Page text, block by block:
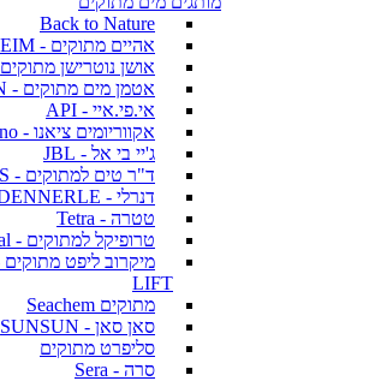
Back to Nature
אהיים מתוקים - EHEIM
אושן נוטרישן מתוקים
אטמן מים מתוקים - ATMAN
אי.פי.איי - API
אקווריומים ציאנו - Ciano
ג'יי בי אל - JBL
ד"ר טים למתוקים - DR. TIM'S
דנרלי - DENNERLE
טטרה - Tetra
טרופיקל למתוקים - Tropical
LIFT
מתוקים Seachem
סאן סאן - SUNSUN
סליפרט מתוקים
סרה - Sera